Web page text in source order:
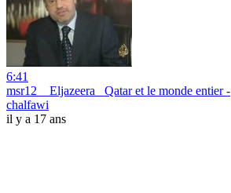
6:41
msr12 _ Eljazeera_ Qatar et le monde entier -
chalfawi
il y a 17 ans